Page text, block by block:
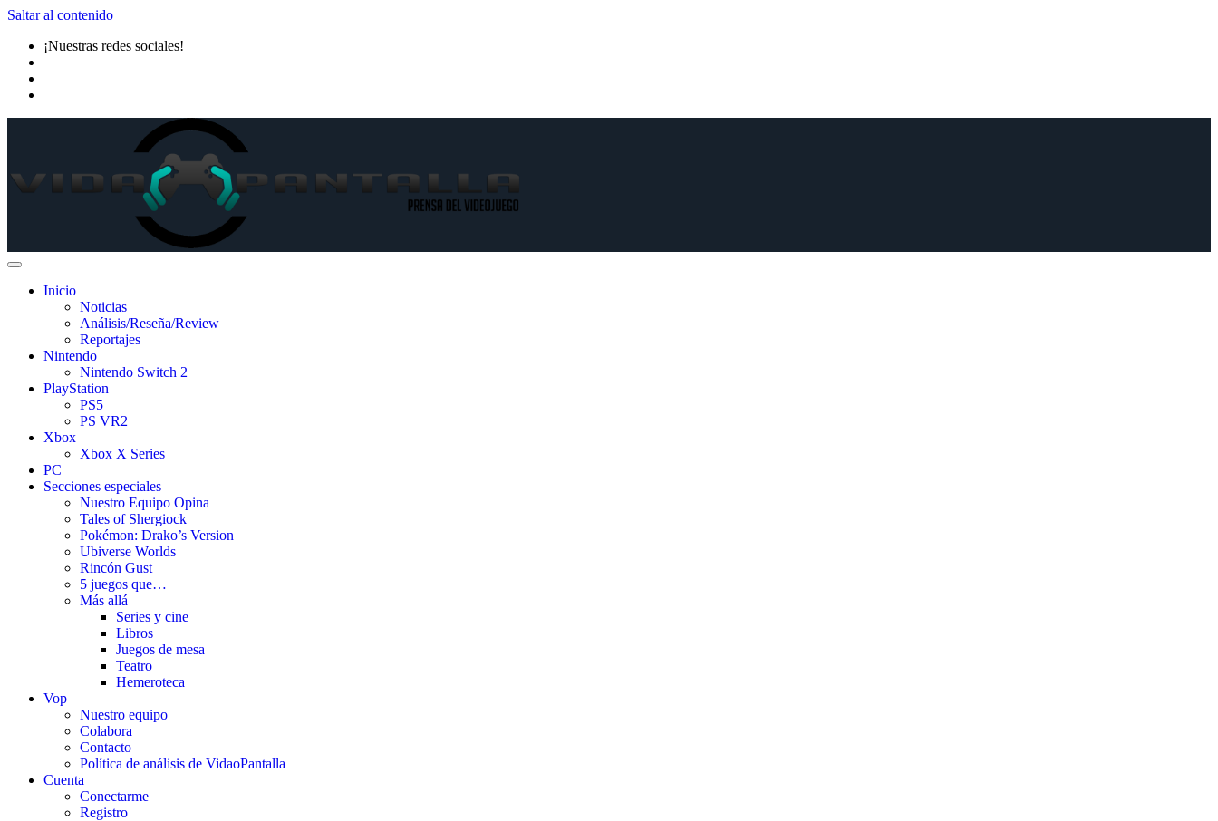
Saltar al contenido
¡Nuestras redes sociales!
Inicio
Noticias
Análisis/Reseña/Review
Reportajes
Nintendo
Nintendo Switch 2
PlayStation
PS5
PS VR2
Xbox
Xbox X Series
PC
Secciones especiales
Nuestro Equipo Opina
Tales of Shergiock
Pokémon: Drako’s Version
Ubiverse Worlds
Rincón Gust
5 juegos que…
Más allá
Series y cine
Libros
Juegos de mesa
Teatro
Hemeroteca
Vop
Nuestro equipo
Colabora
Contacto
Política de análisis de VidaoPantalla
Cuenta
Conectarme
Registro